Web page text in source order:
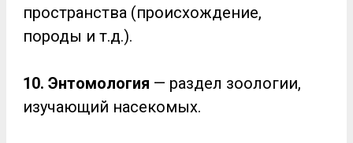
пространства (происхождение,
породы и т.д.).
10. Энтомология — раздел зоологии,
изучающий насекомых.